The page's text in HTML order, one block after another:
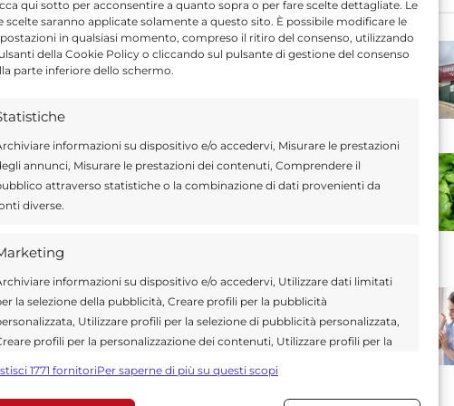
qui sotto per acconsentire a quanto sopra o per fare scelte dettagliate. Le
scelte saranno applicate solamente a questo sito. È possibile modificare le
in qualsiasi momento, compreso il ritiro del consenso, utilizzando
della Cookie Policy o cliccando sul pulsante di gestione del consenso
parte inferiore dello schermo.
informazioni su dispositivo e/o accedervi, Misurare le prestazioni
annunci, Misurare le prestazioni dei contenuti, Comprendere il
attraverso statistiche o la combinazione di dati provenienti da
diverse.
informazioni su dispositivo e/o accedervi, Utilizzare dati limitati
la selezione della pubblicità, Creare profili per la pubblicità
Utilizzare profili per la selezione di pubblicità personalizzata,
profili per la personalizzazione dei contenuti, Utilizzare profili per la
Utilizzare dati limitati per la selezione dei contenuti.
1771 fornitoriPer saperne di più su questi scopi
Send Share
ATTUALITÀ
è composta da giornalisti, collaboratori e
che ogni giorno lavorano per offrire notizie,
dedicati alla Sicilia, all’attualità, alla politica,
sport. Un team dinamico e indipendente che
e affidabilità.